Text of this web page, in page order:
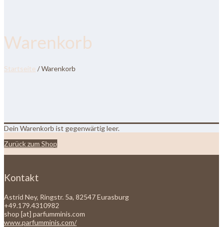
Warenkorb
Startseite / Warenkorb
Dein Warenkorb ist gegenwärtig leer.
Zurück zum Shop
Kontakt
Astrid Ney, Ringstr. 5a, 82547 Eurasburg
+49.179.4310982
shop [at] parfumminis.com
www.parfumminis.com/